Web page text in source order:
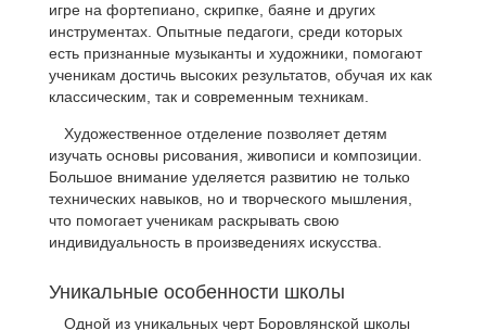
игре на фортепиано, скрипке, баяне и других
инструментах. Опытные педагоги, среди которых
есть признанные музыканты и художники, помогают
ученикам достичь высоких результатов, обучая их как
классическим, так и современным техникам.
Художественное отделение позволяет детям
изучать основы рисования, живописи и композиции.
Большое внимание уделяется развитию не только
технических навыков, но и творческого мышления,
что помогает ученикам раскрывать свою
индивидуальность в произведениях искусства.
Уникальные особенности школы
Одной из уникальных черт Боровлянской школы